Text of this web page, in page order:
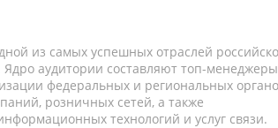
из самых успешных отраслей
аудитории составляют топ-
федеральных и региональных
розничных сетей, а также
технологий и услуг связи.